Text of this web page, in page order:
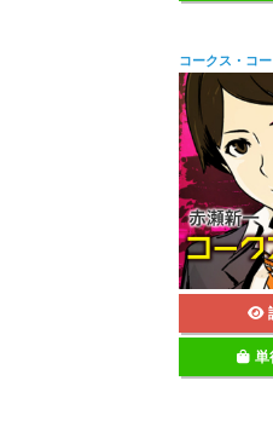
コークス・コー
単